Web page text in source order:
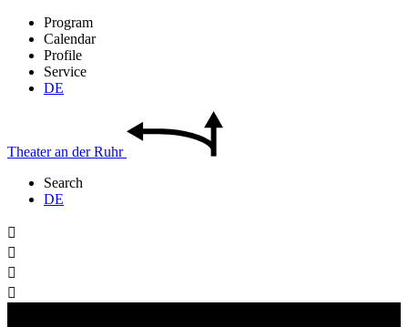
Program
Calendar
Profile
Service
DE
Theateran derRuhr
Search
DE



